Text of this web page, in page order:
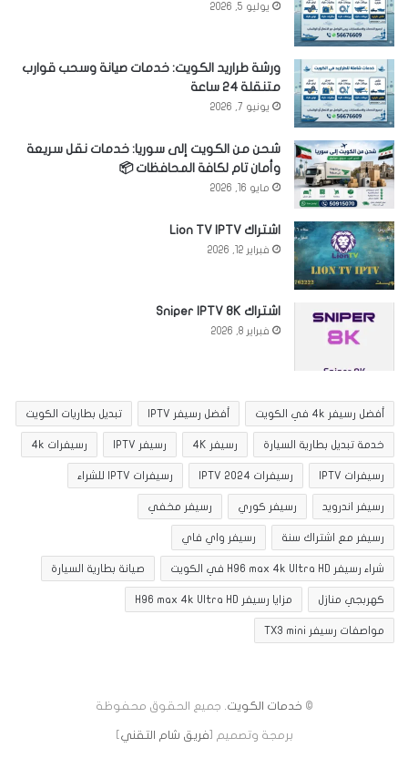
يوليو 5, 2026
ورشة طراريد الكويت: خدمات صيانة وسحب قوارب
متنقلة 24 ساعة
يونيو 7, 2026
شحن من الكويت إلى سوريا: خدمات نقل سريعة
وأمان تام لكافة المحافظات 📦
مايو 16, 2026
اشتراك Lion TV IPTV
فبراير 12, 2026
اشتراك Sniper IPTV 8K
فبراير 8, 2026
أفضل رسيفر 4k في الكويت أفضل رسيفر IPTV تبديل بطاريات الكويت
خدمة تبديل بطارية السيارة رسيفر 4K رسيفر IPTV رسيفرات 4k
رسيفرات IPTV رسيفرات IPTV 2024 رسيفرات IPTV للشراء
رسيفر اندرويد رسيفر كوري رسيفر مخفي
رسيفر مع اشتراك سنة رسيفر واي فاي
شراء رسيفر H96 max 4k Ultra HD في الكويت صيانة بطارية السيارة
كهربجي منازل مزايا رسيفر H96 max 4k Ultra HD
مواصفات رسيفر TX3 mini
© خدمات الكويت . جميع الحقوق محفوظة
برمجة وتصميم [فريق شام التقني]